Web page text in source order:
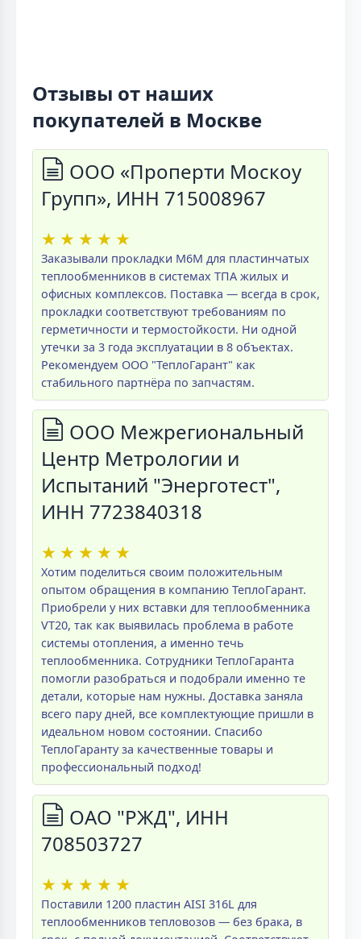
Отзывы от наших
покупателей в Москве
ООО «Проперти Москоу
Групп», ИНН 715008967
★ ★ ★ ★ ★
Заказывали прокладки M6M для пластинчатых
теплообменников в системах ТПА жилых и
офисных комплексов. Поставка — всегда в срок,
прокладки соответствуют требованиям по
герметичности и термостойкости. Ни одной
утечки за 3 года эксплуатации в 8 объектах.
Рекомендуем ООО "ТеплоГарант" как
стабильного партнёра по запчастям.
ООО Межрегиональный
Центр Метрологии и
Испытаний "Энерготест",
ИНН 7723840318
★ ★ ★ ★ ★
Хотим поделиться своим положительным
опытом обращения в компанию ТеплоГарант.
Приобрели у них вставки для теплообменника
VT20, так как выявилась проблема в работе
системы отопления, а именно течь
теплообменника. Сотрудники ТеплоГаранта
помогли разобраться и подобрали именно те
детали, которые нам нужны. Доставка заняла
всего пару дней, все комплектующие пришли в
идеальном новом состоянии. Спасибо
ТеплоГаранту за качественные товары и
профессиональный подход!
ОАО "РЖД", ИНН
708503727
★ ★ ★ ★ ★
Поставили 1200 пластин AISI 316L для
теплообменников тепловозов — без брака, в